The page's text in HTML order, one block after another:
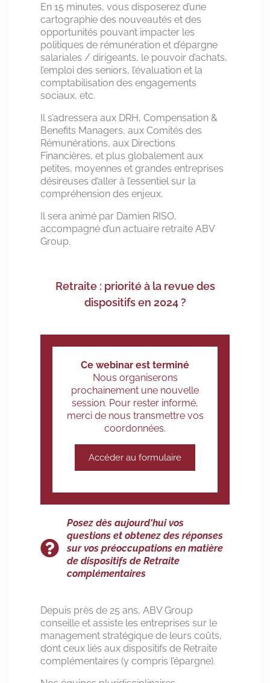
En 15 minutes, vous disposerez d’une
cartographie des nouveautés et des
opportunités pouvant impacter les
politiques de rémunération et d’épargne
salariales / dirigeants, le pouvoir d’achats,
l’emploi des seniors, l’évaluation et la
comptabilisation des engagements
sociaux, etc.
Il s’adressera aux DRH, Compensation &
Benefits Managers, aux Comités des
Rémunérations, aux Directions
Financières, et plus globalement aux
petites, moyennes et grandes entreprises
désireuses d’aller à l’essentiel sur la
compréhension des enjeux.
Il sera animé par Damien RISO,
accompagné d’un actuaire retraite ABV
Group.
Retraite : priorité à la revue des
dispositifs en 2024 ?
Ce webinar est terminé
Nous organiserons
prochainement une nouvelle
session. Pour rester informé,
merci de nous transmettre vos
coordonnées.
Accéder au formulaire
Posez dès aujourd'hui vos
questions et obtenez des réponses
sur vos préoccupations en matière
de dispositifs de Retraite
complémentaires
Depuis près de 25 ans, ABV Group
conseille et assiste les entreprises sur le
management stratégique de leurs coûts,
dont ceux liés aux dispositifs de Retraite
complémentaires (y compris l’épargne).